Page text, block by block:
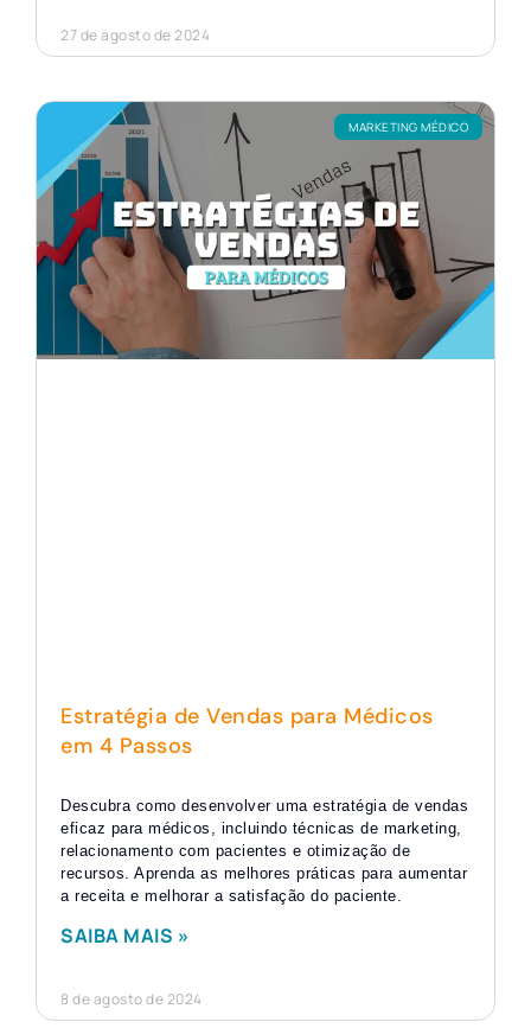
27 de agosto de 2024
MARKETING MÉDICO
Estratégia de Vendas para Médicos
em 4 Passos
Descubra como desenvolver uma estratégia de vendas
eficaz para médicos, incluindo técnicas de marketing,
relacionamento com pacientes e otimização de
recursos. Aprenda as melhores práticas para aumentar
a receita e melhorar a satisfação do paciente.
SAIBA MAIS »
8 de agosto de 2024